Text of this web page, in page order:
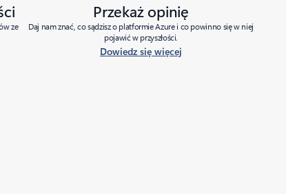
ze
Przekaż opinię
Daj nam znać, co sądzisz o platformie Azure i co powinno się w niej
pojawić w przyszłości.
Dowiedz się więcej